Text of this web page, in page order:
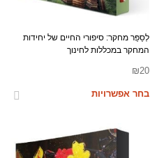
לְסַפֵּר מחקר: סיפורי החיים של יחידות
המחקר במכללות לחינוך
₪20
בחר אפשרויות